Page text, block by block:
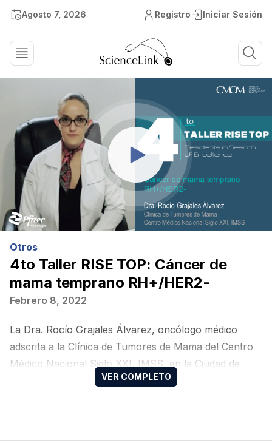
Agosto 7, 2026 Registro Iniciar Sesión
Otros
4to Taller RISE TOP: Cáncer de
mama temprano RH+/HER2-
Febrero 8, 2022
La Dra. Rocío Grajales Álvarez, oncólogo médico
adscrita a la Clínica de Tumores de Mama del Centro
Médico Nacional Siglo XXI, IMSS, en la Ciudad de
México, México, nos habla sobre: “Cáncer de mama